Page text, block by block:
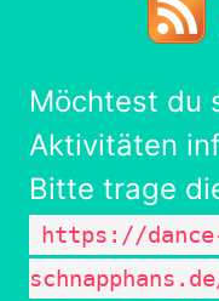
Möchtest du
Aktivitäten
Bitte trage
https://dance-